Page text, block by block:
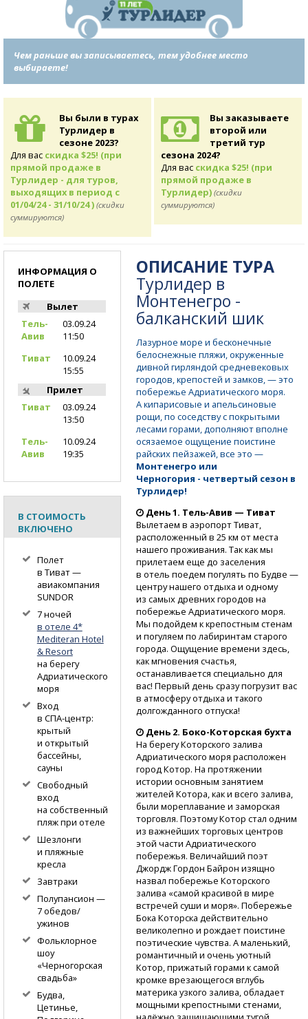
Чем раньше вы записываетесь, тем удобнее место
выбираете!
Вы были в турах
Турлидер в
сезоне 2023?
Для вас скидка $25! (при
прямой продаже в
Турлидер - для туров,
выходящих в период с
01/04/24 - 31/10/24 ) (скидки
суммируются)
Вы заказываете
второй или
третий тур
сезона 2024?
Для вас скидка $25! (при
прямой продаже в
Турлидер) (скидки
суммируются)
ОПИСАНИЕ ТУРА
Турлидер в
Монтенегро -
балканский шик
Лазурное море и бесконечные
белоснежные пляжи, окруженные
дивной гирляндой средневековых
городов, крепостей и замков, — это
побережье Адриатического моря.
А кипарисовые и апельсиновые
рощи, по соседству с покрытыми
лесами горами, дополняют вполне
осязаемое ощущение поистине
райских пейзажей, все это —
Монтенегро или
Черногория - четвертый сезон в
Турлидер!
День 1. Тель-Авив — Тиват
Вылетаем в аэропорт Тиват,
расположенный в 25 км от места
нашего проживания. Так как мы
прилетаем еще до заселения
в отель поедем погулять по Будве —
центру нашего отдыха и одному
из самых древних городов на
побережье Адриатического моря.
Мы подойдем к крепостным стенам
и погуляем по лабиринтам старого
города. Ощущение времени здесь,
как мгновения счастья,
останавливается специально для
вас! Первый день сразу погрузит вас
в атмосферу отдыха и такого
долгожданного отпуска!
День 2. Боко-Которская бухта
На берегу Которского залива
Адриатического моря расположен
город Котор. На протяжении
истории основным занятием
жителей Котора, как и всего залива,
были мореплавание и заморская
торговля. Поэтому Котор стал одним
из важнейших торговых центров
этой части Адриатического
побережья. Величайший поэт
Джордж Гордон Байрон изящно
назвал побережье Которского
залива «самой красивой в мире
встречей суши и моря». Побережье
Бока Которска действительно
великолепно и рождает поистине
поэтические чувства. А маленький,
романтичный и очень уютный
Котор, прижатый горами к самой
кромке врезающегося вглубь
материка узкого залива, обладает
мощными крепостными стенами,
ИНФОРМАЦИЯ О
ПОЛЕТЕ
Вылет
Тель-
Авив
03.09.24
11:50
Тиват
10.09.24
15:55
Прилет
Тиват
03.09.24
13:50
Тель-
Авив
10.09.24
19:35
В СТОИМОСТЬ
ВКЛЮЧЕНО
Полет
в Тиват —
авиакомпания
SUNDOR
7 ночей
в отеле 4*
Mediteran Hotel
& Resort
на берегу
Адриатического
моря
Вход
в СПА-центр:
крытый
и открытый
бассейны,
сауны
Свободный
вход
на собственный
пляж при отеле
Шезлонги
и пляжные
кресла
Завтраки
Полупансион —
7 обедов/
ужинов
Фольклорное
шоу
«Черногорская
свадьба»
Будва,
Цетинье,